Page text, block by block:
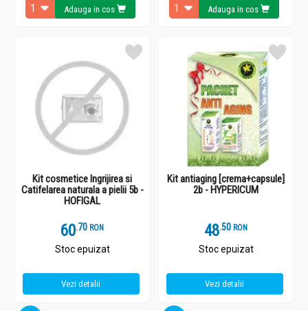
Adauga in cos Adauga in cos
Kit cosmetice Ingrijirea si
Catifelarea naturala a pielii 5b -
HOFIGAL
60.7 RON
Stoc epuizat
Vezi detalii
Kit antiaging [crema+capsule]
2b - HYPERICUM
48.5 RON
Stoc epuizat
Vezi detalii